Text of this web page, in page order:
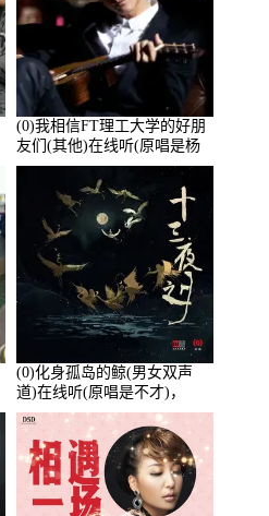
(0)我相信FT理工大学的好朋
友们(其他)在线听(原唱是杨
培安)，老乔演唱点播:23714
(0)化身孤岛的鲸(男女双声
道)在线听(原唱是不才)，
HGBai演唱点播:19428次